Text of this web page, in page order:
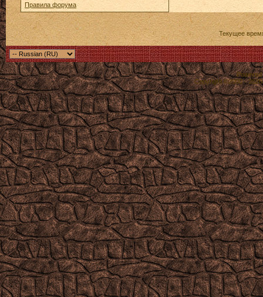
Правила форума
Текущее
Powered
Copyright ©2000 -